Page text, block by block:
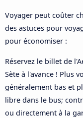
Voyager peut coûter
des astuces pour
pour économiser :
Réservez le billet de
Sète à l'avance ! Plus
généralement bas et
libre dans le bus;
ou directement à la